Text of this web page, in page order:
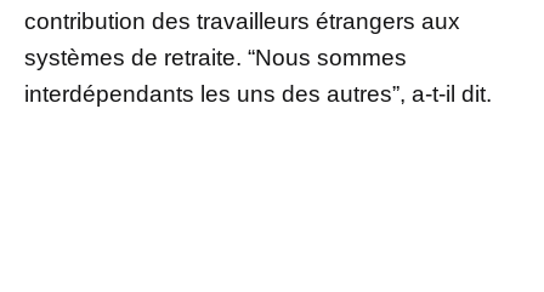
contribution des travailleurs étrangers aux
systèmes de retraite. “Nous sommes
interdépendants les uns des autres”, a-t-il dit.